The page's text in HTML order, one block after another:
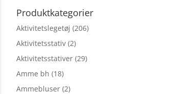
Produktkategorier
Aktivitetslegetøj (206)
Aktivitetsstativ (2)
Aktivitetsstativer (29)
Amme bh (18)
Ammebluser (2)